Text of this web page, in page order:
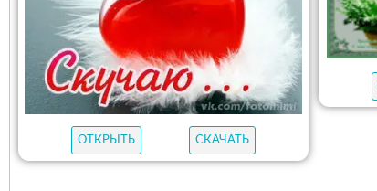
ОТКРЫТЬ СКАЧАТЬ